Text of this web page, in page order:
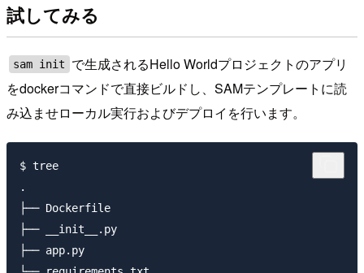
試してみる
sam init
で生成されるHello Worldプロジェクトのアプリ
をdockerコマンドで直接ビルドし、SAMテンプレートに読
み込ませローカル実行およびデプロイを行います。
$ tree
.
├── Dockerfile
├── __init__.py
├── app.py